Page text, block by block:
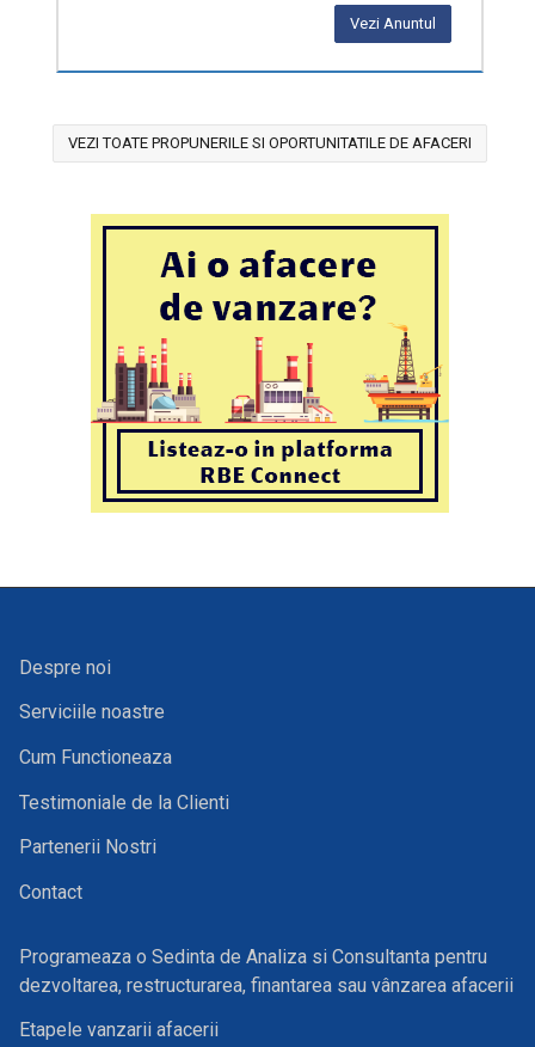
Vezi Anuntul
VEZI TOATE PROPUNERILE SI OPORTUNITATILE DE AFACERI
Despre noi
Serviciile noastre
Cum Functioneaza
Testimoniale de la Clienti
Partenerii Nostri
Contact
Programeaza o Sedinta de Analiza si Consultanta pentru
dezvoltarea, restructurarea, finantarea sau vânzarea afacerii
Etapele vanzarii afacerii